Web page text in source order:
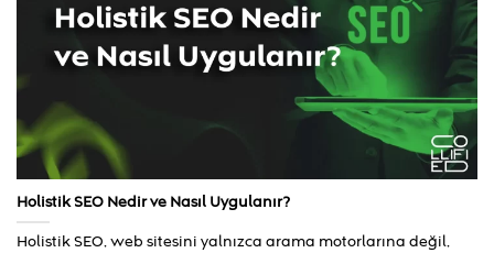
Holistik SEO Nedir ve Nasıl Uygulanır?
Holistik SEO, web sitesini yalnızca arama motorlarına değil,